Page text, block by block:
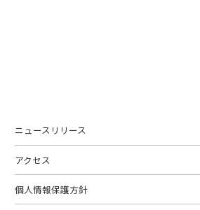
ニュースリリース
アクセス
個人情報保護方針